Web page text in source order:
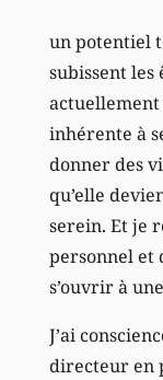
un potentiel
subissent
actuellement
inhérente à
donner des
qu’elle
serein. Et je
personnel et
s’ouvrir à
J’ai
directeur en